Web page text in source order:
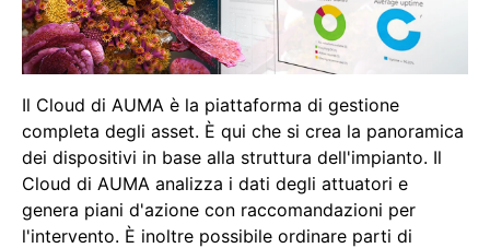
Il Cloud di AUMA è la piattaforma di gestione
completa degli asset. È qui che si crea la panoramica
dei dispositivi in base alla struttura dell'impianto. Il
Cloud di AUMA analizza i dati degli attuatori e
genera piani d'azione con raccomandazioni per
l'intervento. È inoltre possibile ordinare parti di